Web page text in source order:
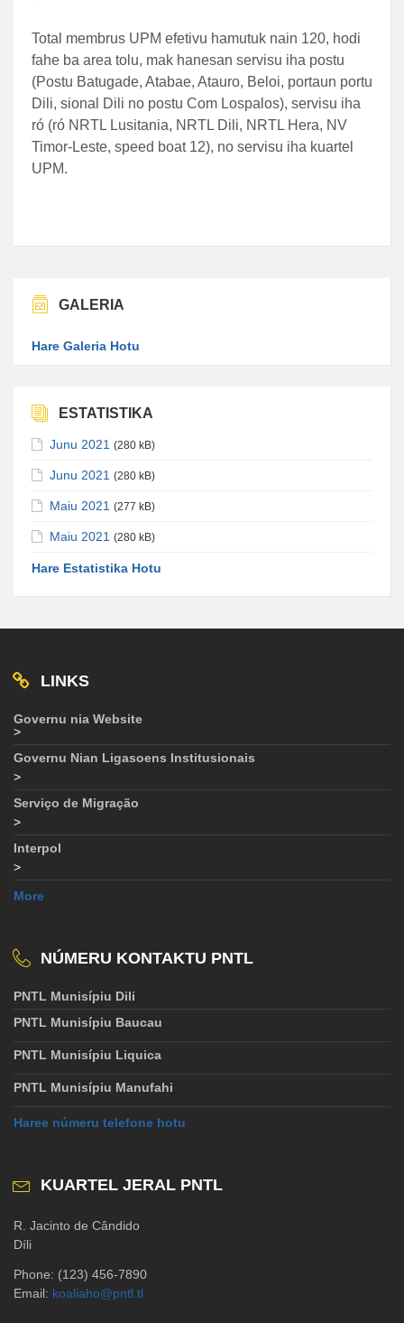
Total membrus UPM efetivu hamutuk nain 120, hodi
fahe ba area tolu, mak hanesan servisu iha postu
(Postu Batugade, Atabae, Atauro, Beloi, portaun portu
Dili, sional Dili no postu Com Lospalos), servisu iha
ró (ró NRTL Lusitania, NRTL Dili, NRTL Hera, NV
Timor-Leste, speed boat 12), no servisu iha kuartel
UPM.
GALERIA
Hare Galeria Hotu
ESTATISTIKA
Junu 2021 (280 kB)
Junu 2021 (280 kB)
Maiu 2021 (277 kB)
Maiu 2021 (280 kB)
Hare Estatistika Hotu
LINKS
Governu nia Website
>
Governu Nian Ligasoens Institusionais
>
Serviço de Migração
>
Interpol
>
More
NÚMERU KONTAKTU PNTL
PNTL Munisípiu Dili
PNTL Munisípiu Baucau
PNTL Munisípiu Liquica
PNTL Munisípiu Manufahi
Haree númeru telefone hotu
KUARTEL JERAL PNTL
R. Jacinto de Cândido
Díli
Phone: (123) 456-7890
Email: koaliaho@pntl.tl